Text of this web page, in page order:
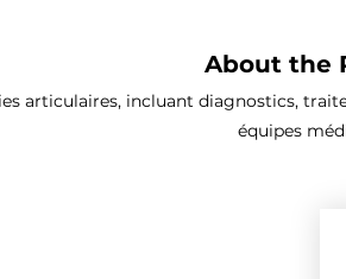
About the
articulaires, incluant diagnostics,
équipes